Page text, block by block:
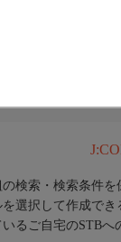
検索・検索条件を
選択して作成でき
るご自宅のSTBへ